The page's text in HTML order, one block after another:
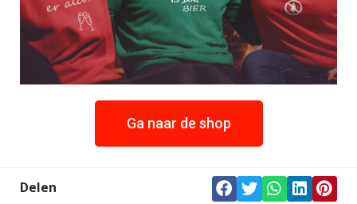
Ga naar de shop
Delen